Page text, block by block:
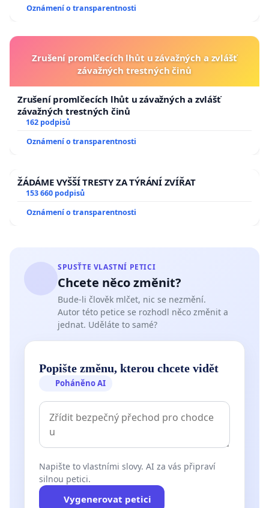
Oznámení o transparentnosti
Zrušení promlčecích lhůt u závažných a zvlášť
závažných trestných činů
Zrušení promlčecích lhůt u závažných a zvlášť
závažných trestných činů
162 podpisů
Oznámení o transparentnosti
ŽÁDÁME VYŠŠÍ TRESTY ZA TÝRÁNÍ ZVÍŘAT
153 660 podpisů
Oznámení o transparentnosti
SPUSŤTE VLASTNÍ PETICI
Chcete něco změnit?
Bude-li člověk mlčet, nic se nezmění.
Autor této petice se rozhodl něco změnit a
jednat. Uděláte to samé?
Popište změnu, kterou chcete vidět
Poháněno AI
Napište to vlastními slovy. AI za vás připraví
silnou petici.
Vygenerovat petici